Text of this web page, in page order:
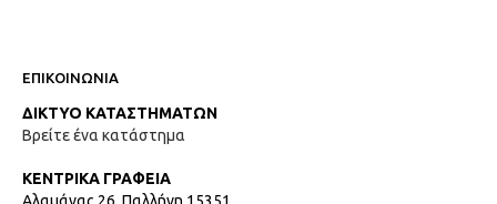
ΕΠΙΚΟΙΝΩΝΙΑ
ΔΙΚΤΥΟ ΚΑΤΑΣΤΗΜΑΤΩΝ
Βρείτε ένα κατάστημα
ΚΕΝΤΡΙΚΑ ΓΡΑΦΕΙΑ